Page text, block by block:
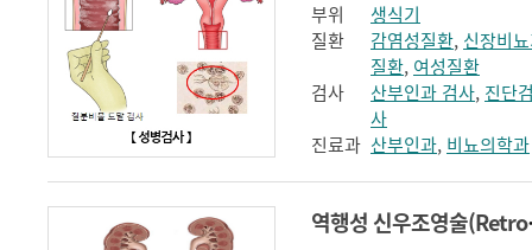
부위
생식기
질환
감염성질환, 신장비
질환, 여성질환
검사
산부인과 검사, 진단
사
진료과 산부인과, 비뇨의학과
역행